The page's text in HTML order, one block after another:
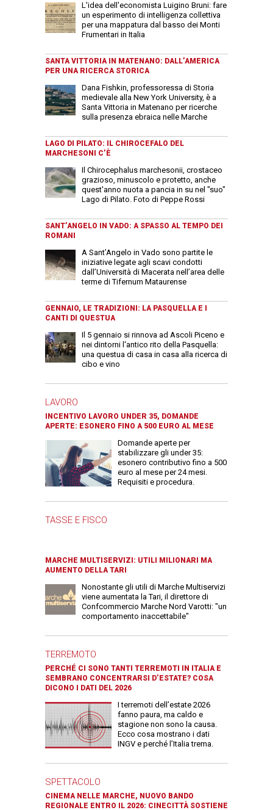
L'idea dell'economista Luigino Bruni: fare
un esperimento di intelligenza collettiva
per una mappatura dal basso dei Monti
Frumentari in Italia
SANTA VITTORIA IN MATENANO: DALL’AMERICA
PER UNA RICERCA STORICA
Dana Fishkin, professoressa di Storia
medievale alla New York University, è a
Santa Vittoria in Matenano per ricerche
sulla presenza ebraica nelle Marche
LAGO DI PILATO: IL CHIROCEFALO DEL
MARCHESONI C’È
Il Chirocephalus marchesonii, crostaceo
grazioso, minuscolo e protetto, anche
quest'anno nuota a pancia in su nel "suo"
Lago di Pilato. Foto di Peppe Rossi
SANT’ANGELO IN VADO: A SPASSO AL TEMPO DEI
ROMANI
A Sant’Angelo in Vado sono partite le
iniziative legate agli scavi condotti
dall’Università di Macerata nell’area delle
terme di Tifernum Mataurense
GENNAIO, LE TRADIZIONI: LA PASQUELLA E I
CANTI DI QUESTUA
Il 5 gennaio si rinnova ad Ascoli Piceno e
nei dintorni l'antico rito della Pasquella:
una questua di casa in casa alla ricerca di
cibo e vino
LAVORO
INCENTIVO LAVORO UNDER 35, DOMANDE
APERTE: ESONERO FINO A 500 EURO AL MESE
Domande aperte per
stabilizzare gli under 35:
esonero contributivo fino a 500
euro al mese per 24 mesi.
Requisiti e procedura.
TASSE E FISCO
MARCHE MULTISERVIZI: UTILI MILIONARI MA
AUMENTO DELLA TARI
Nonostante gli utili di Marche Multiservizi
viene aumentata la Tari, il direttore di
Confcommercio Marche Nord Varotti: "un
comportamento inaccettabile"
TERREMOTO
PERCHÉ CI SONO TANTI TERREMOTI IN ITALIA E
SEMBRANO CONCENTRARSI D’ESTATE? COSA
DICONO I DATI DEL 2026
I terremoti dell’estate 2026
fanno paura, ma caldo e
stagione non sono la causa.
Ecco cosa mostrano i dati
INGV e perché l’Italia trema.
SPETTACOLO
CINEMA NELLE MARCHE, NUOVO BANDO
REGIONALE ENTRO IL 2026: CINECITTÀ SOSTIENE